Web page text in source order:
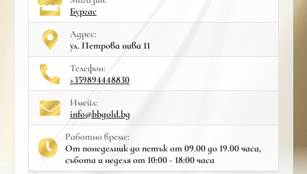
Бургас
Адрес:
ул. Петрова нива 11
Телефон:
+359894448830
Имейл:
info@bbgold.bg
Работно време:
От понеделник до петък от 09.00 до 19.00 часа,
събота и неделя от 10:00 - 18:00 часа